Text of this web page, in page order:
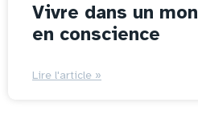
Vivre dans un
en conscience
Lire l'article »